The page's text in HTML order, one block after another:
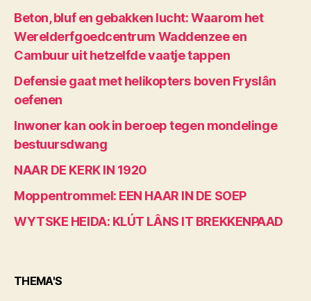
Beton, bluf en gebakken lucht: Waarom het
Werelderfgoedcentrum Waddenzee en
Cambuur uit hetzelfde vaatje tappen
Defensie gaat met helikopters boven Fryslân
oefenen
Inwoner kan ook in beroep tegen mondelinge
bestuursdwang
NAAR DE KERK IN 1920
Moppentrommel: EEN HAAR IN DE SOEP
WYTSKE HEIDA: KLÚT LÂNS IT BREKKENPAAD
THEMA'S